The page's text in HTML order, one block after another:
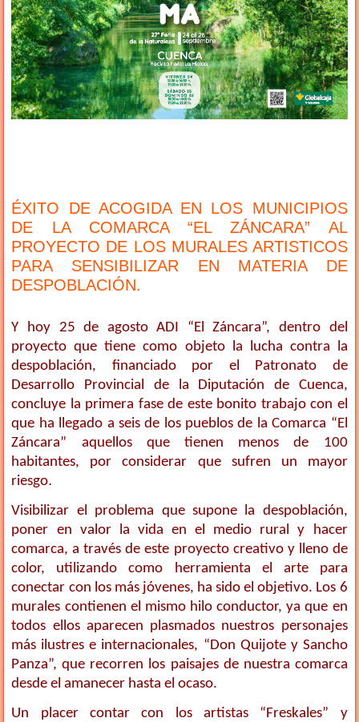
ÉXITO DE ACOGIDA EN LOS MUNICIPIOS
DE LA COMARCA “EL ZÁNCARA” AL
PROYECTO DE LOS MURALES ARTISTICOS
PARA SENSIBILIZAR EN MATERIA DE
DESPOBLACIÓN.
Y hoy 25 de agosto ADI “El Záncara”, dentro del
proyecto que tiene como objeto la lucha contra la
despoblación, financiado por el Patronato de
Desarrollo Provincial de la Diputación de Cuenca,
concluye la primera fase de este bonito trabajo con el
que ha llegado a seis de los pueblos de la Comarca “El
Záncara” aquellos que tienen menos de 100
habitantes, por considerar que sufren un mayor
riesgo.
Visibilizar el problema que supone la despoblación,
poner en valor la vida en el medio rural y hacer
comarca, a través de este proyecto creativo y lleno de
color, utilizando como herramienta el arte para
conectar con los más jóvenes, ha sido el objetivo. Los 6
murales contienen el mismo hilo conductor, ya que en
todos ellos aparecen plasmados nuestros personajes
más ilustres e internacionales, “Don Quijote y Sancho
Panza”, que recorren los paisajes de nuestra comarca
desde el amanecer hasta el ocaso.
Un placer contar con los artistas “Freskales” y